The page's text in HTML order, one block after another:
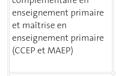
enseignement primaire
et maîtrise en
enseignement primaire
(CCEP et MAEP)